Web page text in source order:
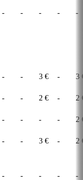
- - - - -
- - 3 € -
3
- - 2 € -
2
- - - -
2
- - 3 € -
2
- - - - -